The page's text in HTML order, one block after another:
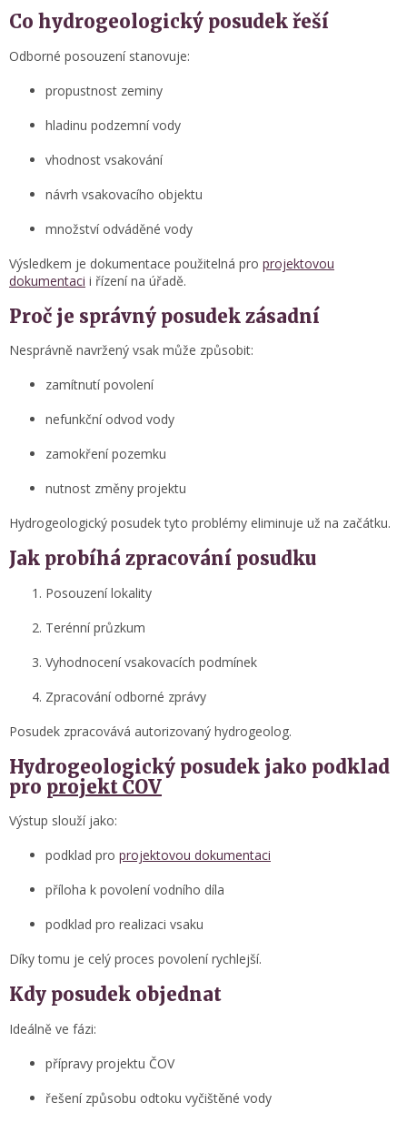
Co hydrogeologický posudek řeší
Odborné posouzení stanovuje:
propustnost zeminy
hladinu podzemní vody
vhodnost vsakování
návrh vsakovacího objektu
množství odváděné vody
Výsledkem je dokumentace použitelná pro projektovou
dokumentaci i řízení na úřadě.
Proč je správný posudek zásadní
Nesprávně navržený vsak může způsobit:
zamítnutí povolení
nefunkční odvod vody
zamokření pozemku
nutnost změny projektu
Hydrogeologický posudek tyto problémy eliminuje už na začátku.
Jak probíhá zpracování posudku
Posouzení lokality
Terénní průzkum
Vyhodnocení vsakovacích podmínek
Zpracování odborné zprávy
Posudek zpracovává autorizovaný hydrogeolog.
Hydrogeologický posudek jako podklad
pro projekt ČOV
Výstup slouží jako:
podklad pro projektovou dokumentaci
příloha k povolení vodního díla
podklad pro realizaci vsaku
Díky tomu je celý proces povolení rychlejší.
Kdy posudek objednat
Ideálně ve fázi:
přípravy projektu ČOV
řešení způsobu odtoku vyčištěné vody